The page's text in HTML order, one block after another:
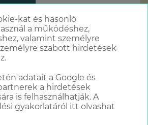
kat és hasonló
a működéshez,
valamint személyre
szabott hirdetések
adatait a Google és
a hirdetések
is felhasználhatják. A
gyakorlatáról itt olvashat
ÉVES EMBER - ÖNÁLLÓ EST - DEBRECEN
27. 19:00
(A belépésnél diákigazolvány felmutatása